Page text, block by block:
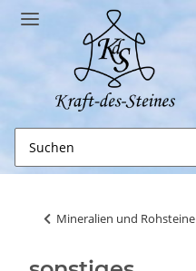
Mineralien und Rohsteine